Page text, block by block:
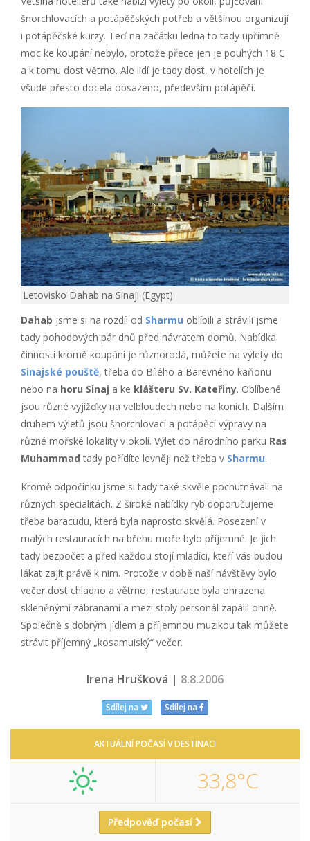
šnorchlovacích a potápěčských potřeb a většinou organizují
i potápěčské kurzy. Teď na začátku ledna to tady upřímně
moc ke koupání nebylo, protože přece jen je pouhých 18 C
a k tomu dost větrno. Ale lidí je tady dost, v hotelích je
všude přesto docela obsazeno, především potápěči.
Letovisko Dahab na Sinaji (Egypt)
Dahab jsme si na rozdíl od Sharmu oblíbili a strávili jsme
tady pohodových pár dnů před návratem domů. Nabídka
činností kromě koupání je různorodá, můžete na výlety do
Sinajské pouště, třeba do Bílého a Barevného kaňonu
nebo na horu Sinaj a ke klášteru Sv. Kateřiny. Oblíbené
jsou různé vyjížďky na velbloudech nebo na koních. Dalším
druhem výletů jsou šnorchlovací a potápěcí výpravy na
různé mořské lokality v okolí. Výlet do národního parku Ras
Muhammad tady pořídíte levněji než třeba v Sharmu.
Kromě odpočinku jsme si tady také skvěle pochutnávali na
různých specialitách. Z široké nabídky ryb doporučujeme
třeba baracudu, která byla naprosto skvělá. Posezení v
malých restauracích na břehu moře bylo příjemné. Je jich
tady bezpočet a před každou stojí mladíci, kteří vás budou
lákat zajít právě k nim. Protože v době naší návštěvy bylo
večer dost chladno a větrno, restaurace byla ohrazena
skleněnými zábranami a mezi stoly personál zapálil ohně.
Společně s dobrým jídlem a příjemnou muzikou tak můžete
strávit příjemný „kosamuiský“ večer.
Irena Hrušková | 8.8.2006
Sdílej na Sdílej na
AKTUÁLNÍ POČASÍ V DESTINACI
33,8°C
Předpověď počasí